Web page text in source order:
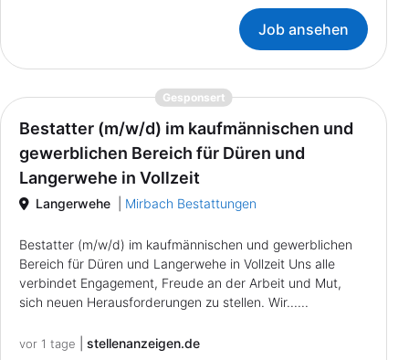
Job ansehen
Gesponsert{prompt.job}
Bestatter (m/w/d) im kaufmännischen und
gewerblichen Bereich für Düren und
Langerwehe in Vollzeit
Langerwehe Mirbach Bestattungen
Bestatter (m/w/d) im kaufmännischen und gewerblichen
Bereich für Düren und Langerwehe in Vollzeit Uns alle
verbindet Engagement, Freude an der Arbeit und Mut,
sich neuen Herausforderungen zu stellen. Wir......
vor 1 tage stellenanzeigen.de